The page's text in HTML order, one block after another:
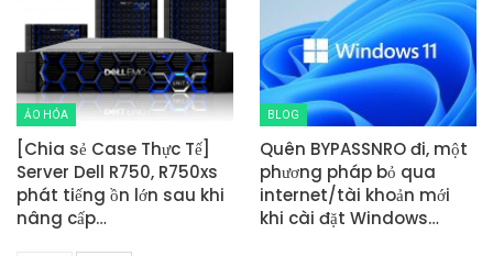
ẢO HÓA
[Chia sẻ Case Thực Tế]
Server Dell R750, R750xs
phát tiếng ồn lớn sau khi
nâng cấp…
BLOG
Quên BYPASSNRO đi, một
phương pháp bỏ qua
internet/tài khoản mới
khi cài đặt Windows…